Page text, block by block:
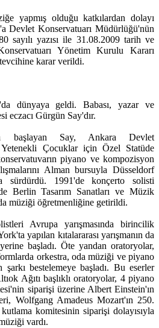
yapmış olduğu katkılardan dolayı
Devlet Konservatuarı Müdürlüğü'nün
sayılı yazısı ile 31.08.2009 tarih ve
Yönetim Kurulu Kararı
karar verildi.
dünyaya geldi. Babası, yazar ve
eczacı Gürgün Say'dır.
başlayan Say, Ankara Devlet
Yetenekli Çocuklar için Özel Statüde
piyano ve kompozisyon
Alman bursuyla Düsseldorf
sürdürdü. 1991'de konçerto solisti
Berlin Tasarım Sanatları ve Müzik
müziği öğretmenliğine getirildi.
Avrupa yarışmasında birincilik
yapılan kıtalararası yarışmanın da
başladı. Öte yandan oratoryolar,
orkestra, oda müziği ve piyano
bestelemeye başladı. Bu eserler
Ağıtı başlıklı oratoryolar, 4 piyano
siparişi üzerine Albert Einstein'ın
Wolfgang Amadeus Mozart'ın 250.
komitesinin siparişi dolayısıyla
vardı.